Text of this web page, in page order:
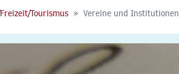
Tourismus Vereine und Institutionen